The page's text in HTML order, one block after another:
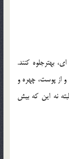
بهترجلوه کنند.
و از پوست، چهره و
نه اين که بيش